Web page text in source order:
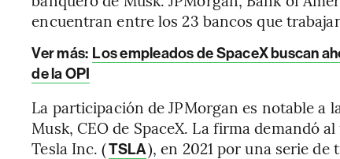
encuentran entre los 23 bancos que
Ver más: Los empleados de SpaceX buscan
de la OPI
La participación de JPMorgan es notable a
Musk, CEO de SpaceX. La firma demandó
Tesla Inc. (TSLA), en 2021 por una serie